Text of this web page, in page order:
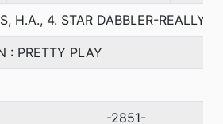
H.A., 4. STAR DABBLER-REALLY
: PRETTY PLAY
-2851-